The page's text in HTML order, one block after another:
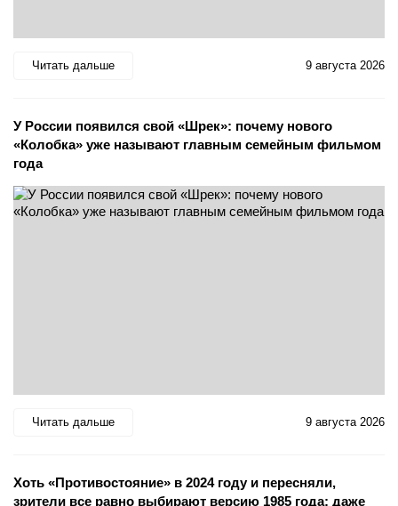
Читать дальше 9 августа 2026
У России появился свой «Шрек»: почему нового
«Колобка» уже называют главным семейным фильмом
года
Читать дальше 9 августа 2026
Хоть «Противостояние» в 2024 году и пересняли,
зрители все равно выбирают версию 1985 года: даже